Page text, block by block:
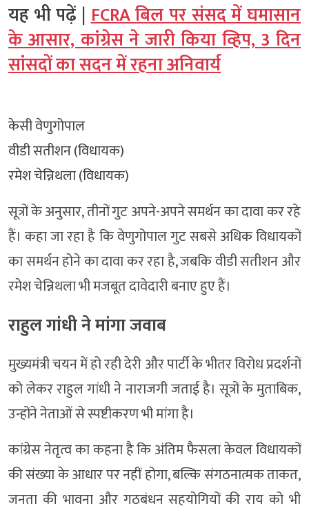
यह भी पढ़ें |FCRA बिल पर संसद में घमासान
के आसार, कांग्रेस ने जारी किया व्हिप, 3 दिन
सांसदों का सदन में रहना अनिवार्य
केसी वेणुगोपाल
वीडी सतीशन (विधायक)
रमेश चेन्निथला (विधायक)
सूत्रों के अनुसार, तीनों गुट अपने-अपने समर्थन का दावा कर रहे
हैं। कहा जा रहा है कि वेणुगोपाल गुट सबसे अधिक विधायकों
का समर्थन होने का दावा कर रहा है, जबकि वीडी सतीशन और
रमेश चेन्निथला भी मजबूत दावेदारी बनाए हुए हैं।
राहुल गांधी ने मांगा जवाब
मुख्यमंत्री चयन में हो रही देरी और पार्टी के भीतर विरोध प्रदर्शनों
को लेकर राहुल गांधी ने नाराजगी जताई है। सूत्रों के मुताबिक,
उन्होंने नेताओं से स्पष्टीकरण भी मांगा है।
कांग्रेस नेतृत्व का कहना है कि अंतिम फैसला केवल विधायकों
की संख्या के आधार पर नहीं होगा, बल्कि संगठनात्मक ताकत,
जनता की भावना और गठबंधन सहयोगियों की राय को भी